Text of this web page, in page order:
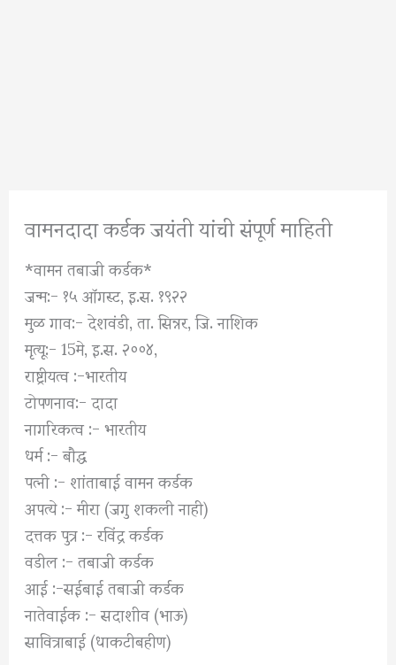
वामनदादा कर्डक जयंती यांची संपूर्ण माहिती
*वामन तबाजी कर्डक*
जन्म:- १५ ऑगस्ट, इ.स. १९२२
मुळ गाव:- देशवंडी, ता. सिन्नर, जि. नाशिक
मृत्यू:- 15मे, इ.स. २००४,
राष्ट्रीयत्व :-भारतीय
टोपणनाव:- दादा
नागरिकत्व :- भारतीय
धर्म :- बौद्ध
पत्नी :- शांताबाई वामन कर्डक
अपत्ये :- मीरा (जगु शकली नाही)
दत्तक पुत्र :- रविंद्र कर्डक
वडील :- तबाजी कर्डक
आई :-सईबाई तबाजी कर्डक
नातेवाईक :- सदाशीव (भाऊ)
सावित्राबाई (धाकटीबहीण)